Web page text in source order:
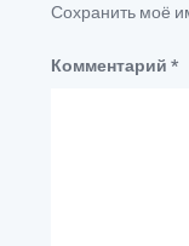
Сохранить моё
Комментарий *